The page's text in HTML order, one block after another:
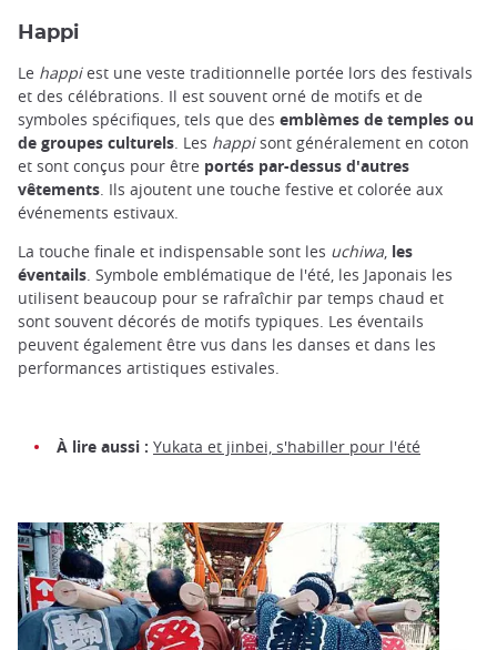
Happi
Le happiest une veste traditionnelle portée lors des festivals
et des célébrations. Il est souvent orné de motifs et de
symboles spécifiques, tels que des emblèmes de temples ou
de groupes culturels. Les happisont généralement en coton
et sont conçus pour être portés par-dessus d'autres
vêtements. Ils ajoutent une touche festive et colorée aux
événements estivaux.
La touche finale et indispensable sont les uchiwa, les
éventails. Symbole emblématique de l'été, les Japonais les
utilisent beaucoup pour se rafraîchir par temps chaud et
sont souvent décorés de motifs typiques. Les éventails
peuvent également être vus dans les danses et dans les
performances artistiques estivales.
À lire aussi : Yukata et jinbei, s'habiller pour l'été